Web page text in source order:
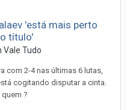
'está mais perto
título'
Vale Tudo
com 2-4 nas últimas 6 lutas,
cogitando disputar a cinta.
quem ?